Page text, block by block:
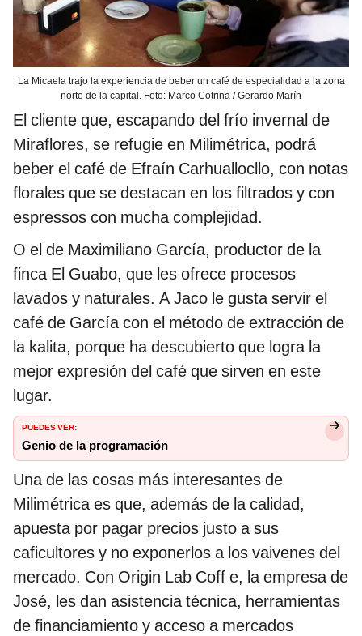
La Micaela trajo la experiencia de beber un café de especialidad a la zona
norte de la capital. Foto: Marco Cotrina / Gerardo Marín
El cliente que, escapando del frío invernal de
Miraflores, se refugie en Milimétrica, podrá
beber el café de Efraín Carhuallocllo, con notas
florales que se destacan en los filtrados y con
espressos con mucha complejidad.
O el de Maximiliano García, productor de la
finca El Guabo, que les ofrece procesos
lavados y naturales. A Jaco le gusta servir el
café de García con el método de extracción de
la kalita, porque ha descubierto que logra la
mejor expresión del café que sirven en este
lugar.
PUEDES VER:
Genio de la programación
Una de las cosas más interesantes de
Milimétrica es que, además de la calidad,
apuesta por pagar precios justo a sus
caficultores y no exponerlos a los vaivenes del
mercado. Con Origin Lab Coff e, la empresa de
José, les dan asistencia técnica, herramientas
de financiamiento y acceso a mercados